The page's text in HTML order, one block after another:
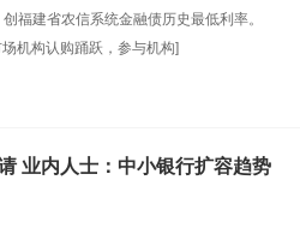
福建省农信系统金融债历史最低利率。
机构认购踊跃，参与机构]
业内人士：中小银行扩容趋势